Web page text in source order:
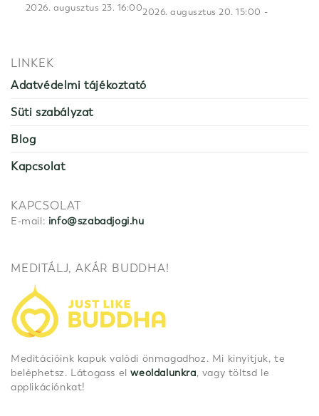
2026. augusztus 20. 15:00 -
2026. augusztus 23. 16:00
LINKEK
Adatvédelmi tájékoztató
Süti szabályzat
Blog
Kapcsolat
KAPCSOLAT
E-mail: info@szabadjogi.hu
MEDITÁLJ, AKÁR BUDDHA!
Meditációink kapuk valódi önmagadhoz. Mi kinyitjuk, te
beléphetsz. Látogass elweoldalunkra, vagy töltsd le
applikációnkat!